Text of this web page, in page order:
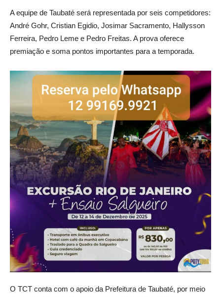
A equipe de Taubaté será representada por seis competidores:
André Gohr, Cristian Egidio, Josimar Sacramento, Hallysson
Ferreira, Pedro Leme e Pedro Freitas. A prova oferece
premiação e soma pontos importantes para a temporada.
O TCT conta com o apoio da Prefeitura de Taubaté, por meio